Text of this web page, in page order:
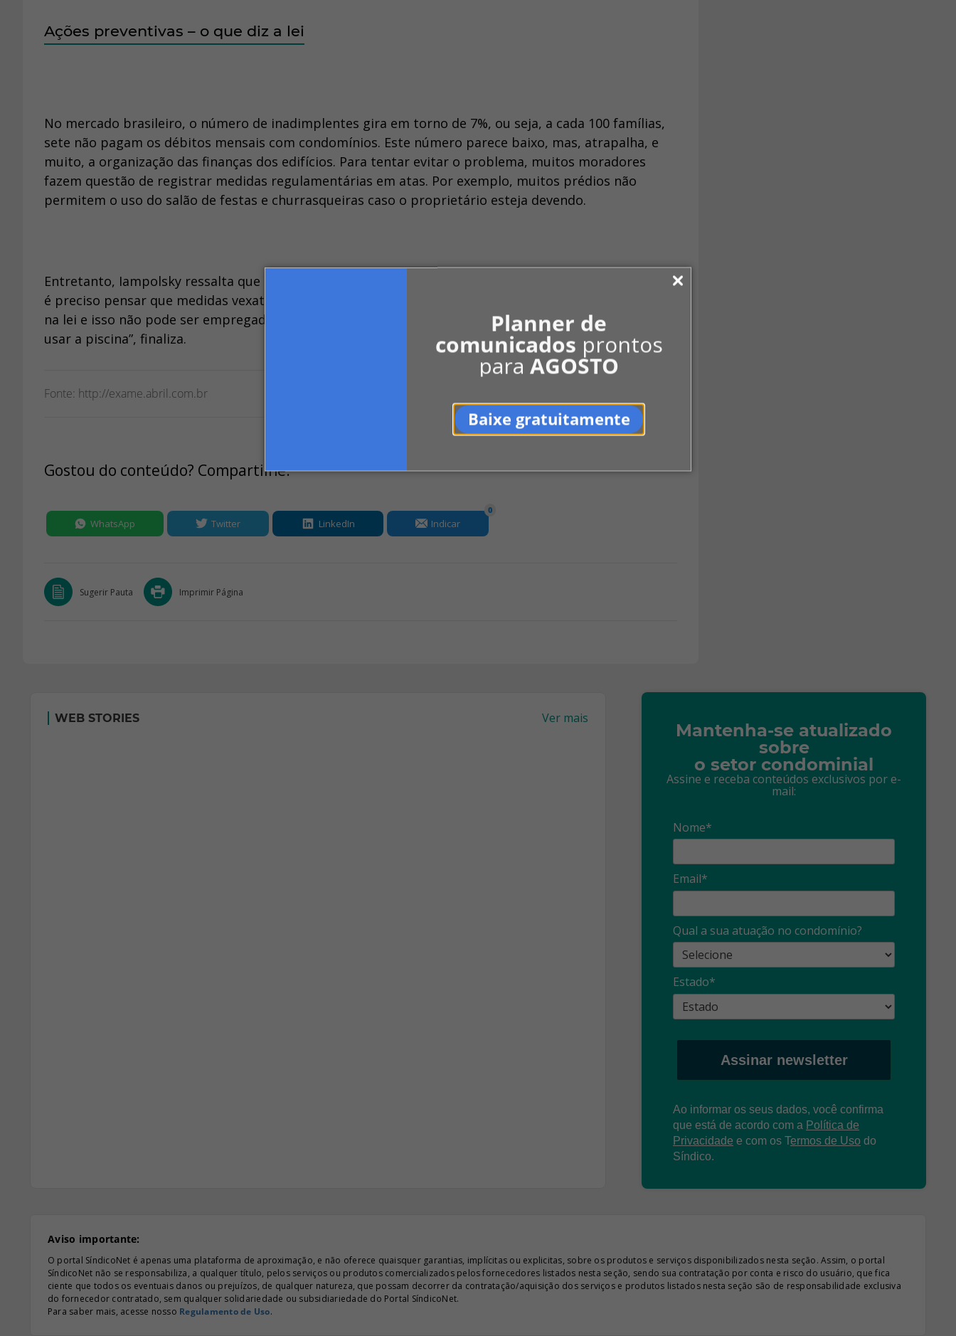
Planner de
comunicados prontos
paraAGOSTO
Baixe gratuitamente
Ações preventivas – o que diz a lei
No mercado brasileiro, o número de inadimplentes gira em torno de 7%, ou seja, a cada 100 famílias,
sete não pagam os débitos mensais com condomínios. Este número parece baixo, mas, atrapalha, e
muito, a organização das finanças dos edifícios. Para tentar evitar o problema, muitos moradores
fazem questão de registrar medidas regulamentárias em atas. Por exemplo, muitos prédios não
permitem o uso do salão de festas e churrasqueiras caso o proprietário esteja devendo.
Entretanto, Iampolsky ressalta que essa ação é válida apenas para determinados ambientes. “Sempre
é preciso pensar que medidas vexatórias são passiveis de ações judiciais contra moral. Há um respaldo
na lei e isso não pode ser empregado. Um morador não pode ser impedido de andar de elevador ou
usar a piscina”, finaliza.
Fonte: http://exame.abril.com.br
Gostou do conteúdo? Compartilhe:
WhatsApp Twitter LinkedIn Indicar
0
Sugerir Pauta Imprimir Página
WEB STORIES Ver mais
Mantenha-se atualizado
sobre
o setor condominial
Assine e receba conteúdos exclusivos por e-
mail:
Nome*
Email*
Qual a sua atuação no condomínio?
Estado*
Assinar newsletter
Ao informar os seus dados, você confirma
que está de acordo com a Política de
Privacidade e com os Termos de Uso do
Síndico.
Aviso importante:
O portal SíndicoNet é apenas uma plataforma de aproximação, e não oferece quaisquer garantias, implícitas ou explicitas, sobre os produtos e serviços disponibilizados nesta seção. Assim, o portal
SíndicoNet não se responsabiliza, a qualquer título, pelos serviços ou produtos comercializados pelos fornecedores listados nesta seção, sendo sua contratação por conta e risco do usuário, que fica
ciente que todos os eventuais danos ou prejuízos, de qualquer natureza, que possam decorrer da contratação/aquisição dos serviços e produtos listados nesta seção são de responsabilidade exclusiva
do fornecedor contratado, sem qualquer solidariedade ou subsidiariedade do Portal SíndicoNet.
Para saber mais, acesse nosso Regulamento de Uso.